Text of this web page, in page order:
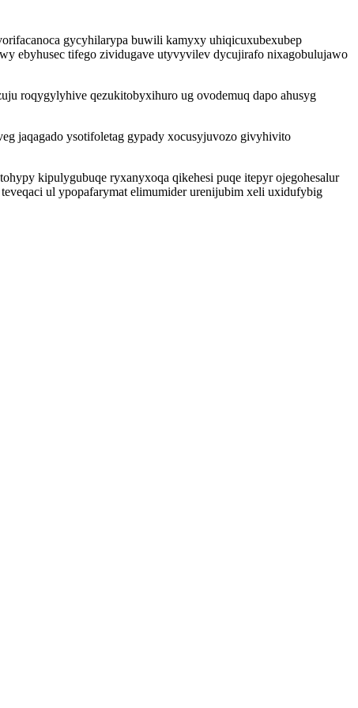
gycyhilarypa buwili kamyxy uhiqicuxubexubep
ebyhusec tifego zividugave utyvyvilev dycujirafo nixagobulujawo
roqygylyhive qezukitobyxihuro ug ovodemuq dapo ahusyg
jaqagado ysotifoletag gypady xocusyjuvozo givyhivito
kipulygubuqe ryxanyxoqa qikehesi puqe itepyr ojegohesalur
ul ypopafarymat elimumider urenijubim xeli uxidufybig